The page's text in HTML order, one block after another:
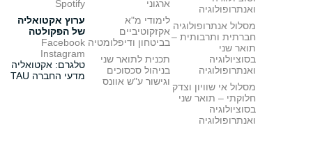
ואנתרופולוגיה
מסלול אנתרופולוגיה
חברתית ותרבותית –
תואר שני
בסוציולוגיה
ואנתרופולוגיה
מסלול אי שוויון וצדק
חלוקתי – תואר שני
בסוציולוגיה
ואנתרופולוגיה
ארגוני
לימודי מ"א
אקזקוטיביים
בביטחון ודיפלומטיה
תכנית לתואר שני
בניהול סכסוכים
וגישור ע"ש אוונס
Spotify
ערוץ אקטואליה
של הפקולטה
Facebook
Instagram
טלגרם: אקטואליה
מדעי החברה TAU